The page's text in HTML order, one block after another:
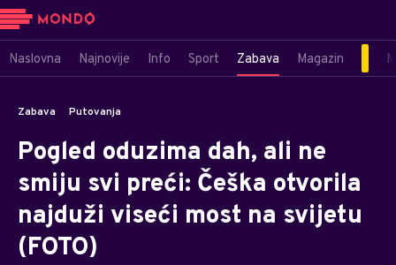
Naslovna Najnovije Info Sport Zabava Magazin
Zabava Putovanja
Pogled oduzima dah, ali ne
smiju svi preći: Češka otvorila
najduži viseći most na svijetu
(FOTO)